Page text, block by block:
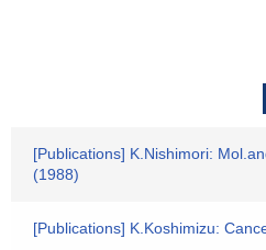
[Publications] K.Nishimori:
(1988)
[Publications] K.Koshimizu: